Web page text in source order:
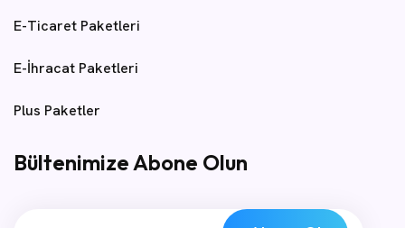
E-Ticaret Paketleri
E-İhracat Paketleri
Plus Paketler
Bültenimize Abone Olun